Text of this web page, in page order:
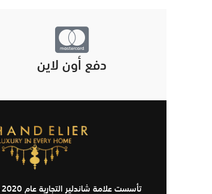
دفع أون لاين